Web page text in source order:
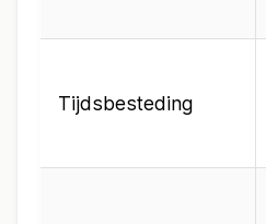
Tijdsbesteding